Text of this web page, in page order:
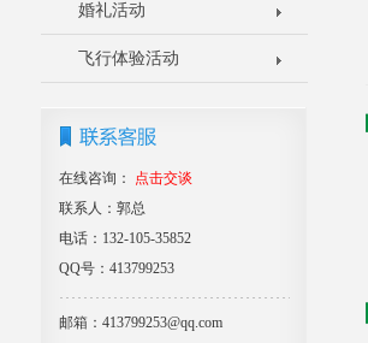
婚礼活动
飞行体验活动
在线咨询：
点击交谈
联系人：郭总
电话：132-105-35852
QQ号：413799253
邮箱：413799253@qq.com